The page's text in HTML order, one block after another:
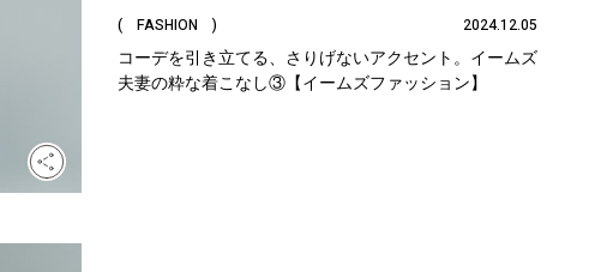
( FASHION ) 2024.12.05
コーデを引き立てる、さりげないアクセント。イームズ
夫妻の粋な着こなし③【イームズファッション】